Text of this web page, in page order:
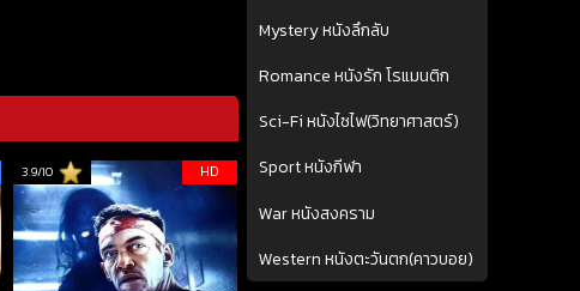
3.9/10 HD
Mystery หนังลึกลับ
Romance หนังรัก โรแมนติก
Sci-Fi หนังไซไฟ(วิทยาศาสตร์)
Sport หนังกีฬา
War หนังสงคราม
Western หนังตะวันตก(คาวบอย)